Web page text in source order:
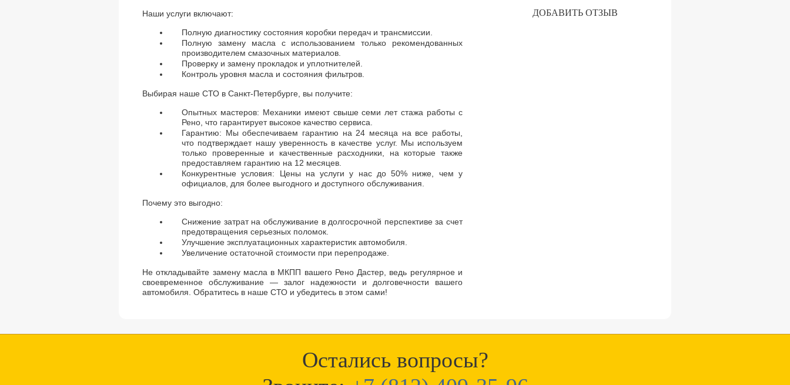
Наши услуги включают:
Полную диагностику состояния коробки передач и трансмиссии.
Полную замену масла с использованием только рекомендованных
производителем смазочных материалов.
Проверку и замену прокладок и уплотнителей.
Контроль уровня масла и состояния фильтров.
Выбирая наше СТО в Санкт-Петербурге, вы получите:
Опытных мастеров: Механики имеют свыше семи лет стажа работы с
Рено, что гарантирует высокое качество сервиса.
Гарантию: Мы обеспечиваем гарантию на 24 месяца на все работы,
что подтверждает нашу уверенность в качестве услуг. Мы используем
только проверенные и качественные расходники, на которые также
предоставляем гарантию на 12 месяцев.
Конкурентные условия: Цены на услуги у нас до 50% ниже, чем у
официалов, для более выгодного и доступного обслуживания.
Почему это выгодно:
Снижение затрат на обслуживание в долгосрочной перспективе за счет
предотвращения серьезных поломок.
Улучшение эксплуатационных характеристик автомобиля.
Увеличение остаточной стоимости при перепродаже.
Не откладывайте замену масла в МКПП вашего Рено Дастер, ведь регулярное и
своевременное обслуживание — залог надежности и долговечности вашего
автомобиля. Обратитесь в наше СТО и убедитесь в этом сами!
ДОБАВИТЬ ОТЗЫВ
Остались вопросы?